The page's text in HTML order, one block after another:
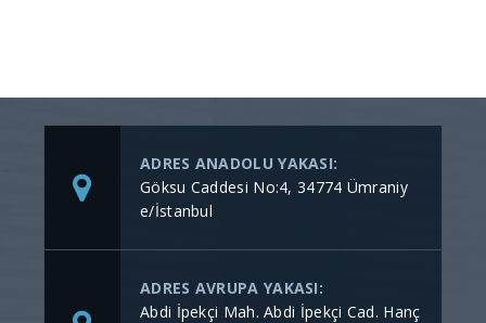
ADRES ANADOLU YAKASI:
Göksu Caddesi No:4, 34774 Ümraniy
e/İstanbul
ADRES AVRUPA YAKASI:
Abdi İpekçi Mah. Abdi İpekçi Cad. Hanç